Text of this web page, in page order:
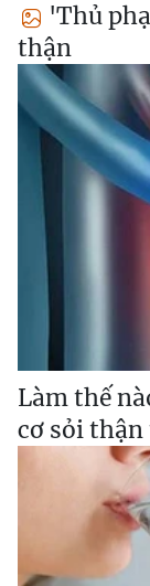
'Thủ
thận
Làm thế
cơ sỏi thận